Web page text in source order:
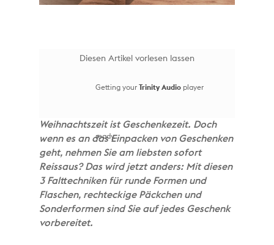
Diesen Artikel vorlesen lassen
Getting your Trinity Audio player
ready...
Weihnachtszeit ist Geschenkezeit. Doch
wenn es an das Einpacken von Geschenken
geht, nehmen Sie am liebsten sofort
Reissaus? Das wird jetzt anders: Mit diesen
3 Falttechniken für runde Formen und
Flaschen, rechteckige Päckchen und
Sonderformen sind Sie auf jedes Geschenk
vorbereitet.